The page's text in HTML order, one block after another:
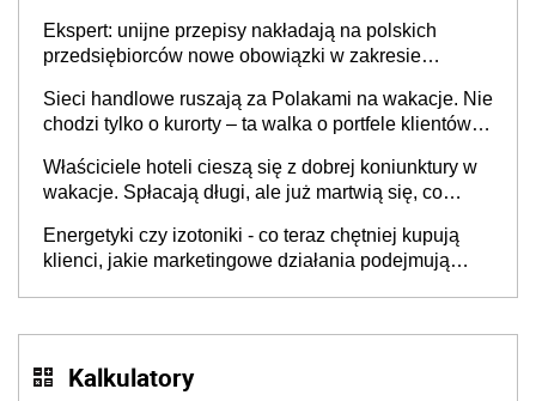
Ekspert: unijne przepisy nakładają na polskich
przedsiębiorców nowe obowiązki w zakresie
Sieci handlowe ruszają za Polakami na wakacje. Nie
chodzi tylko o kurorty – ta walka o portfele klientów
cichu
Właściciele hoteli cieszą się z dobrej koniunktury w
wakacje. Spłacają długi, ale już martwią się, co
Energetyki czy izotoniki - co teraz chętniej kupują
klienci, jakie marketingowe działania podejmują
Kalkulatory